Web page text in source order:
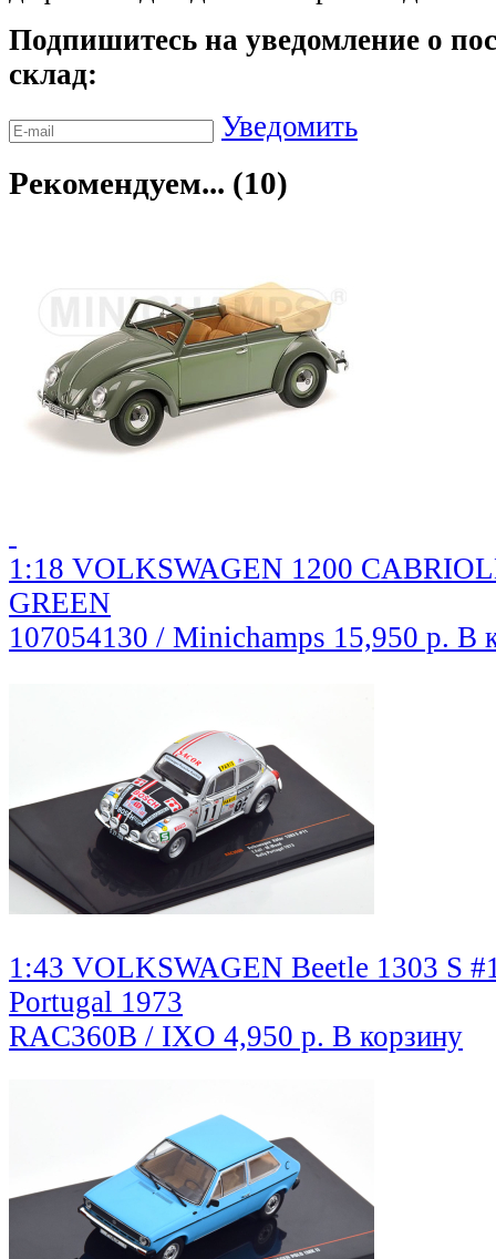
Подпишитесь на уведомление о
склад:
Уведомить
Рекомендуем... (10)
1:18 VOLKSWAGEN 1200
GREEN
107054130 / Minichamps 15,950 р. В
1:43 VOLKSWAGEN Beetle 1303 S
Portugal 1973
RAC360B / IXO 4,950 р. В корзину